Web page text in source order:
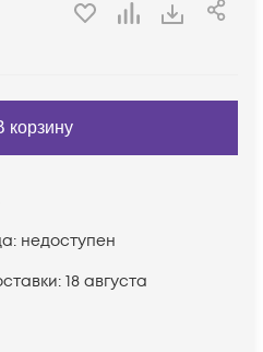
корзину
недоступен
18 августа